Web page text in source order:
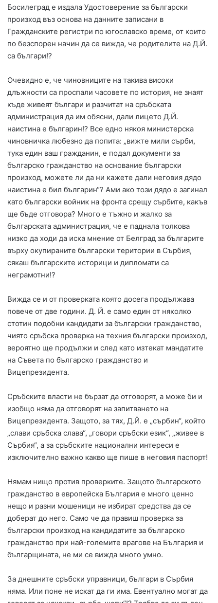
Босилеград е издала Удостоверение за български
произход въз основа на данните записани в
Гражданските регистри по югославско време, от които
по безспорен начин да се вижда, че родителите на Д.Й.
са българи!?
Очевидно е, че чиновниците на такива високи
длъжности са проспали часовете по история, не знаят
къде живеят българи и разчитат на сръбската
администрация да им обясни, дали лицето Д.Й.
наистина е българин!? Все едно някоя министерска
чиновничка любезно да попита: „вижте мили сърби,
тука един ваш гражданин, е подал документи за
българско гражданство на основание български
произход, можете ли да ни кажете дали неговия дядо
наистина е бил българин“? Ами ако този дядо е загинал
като български войник на фронта срещу сърбите, какъв
ще бъде отговора? Много е тъжно и жалко за
българската администрация, че е паднала толкова
низко да ходи да иска мнение от Белград за българите
върху окупираните български територии в Сърбия,
сякаш българските историци и дипломати са
неграмотни!?
Вижда се и от проверката която досега продължава
повече от две години. Д. Й. е само един от няколко
стотин подобни кандидати за български гражданство,
чиято сръбска проверка на техния български произход,
вероятно ще продължи и след като изтекат мандатите
на Съвета по българско гражданство и
Вицепрезидента.
Сръбските власти не бързат да отговорят, а може би и
изобщо няма да отговорят на запитването на
Вицепрезидента. Защото, за тях, Д.Й. е „сърбин“, който
„слави сръбска слава“, „говори сръбски език“, „живее в
Сърбия“, а за сръбските национални интереси е
изключително важно какво ще пише в неговия паспорт!
Нямам нищо против проверките. Защото българското
гражданство в европейска България е много ценно
нещо и разни мошеници не избират средства да се
доберат до него. Само че да правиш проверка за
български произход на кандидатите за българско
гражданство при най-големите врагове на България и
българщината, не ми се вижда много умно.
За днешните сръбски управници, българи в Сърбия
няма. Или поне не искат да ги има. Евентуално могат да